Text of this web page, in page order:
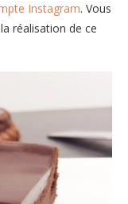
Instagram. Vous
réalisation de ce